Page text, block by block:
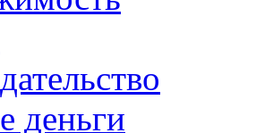
деньги